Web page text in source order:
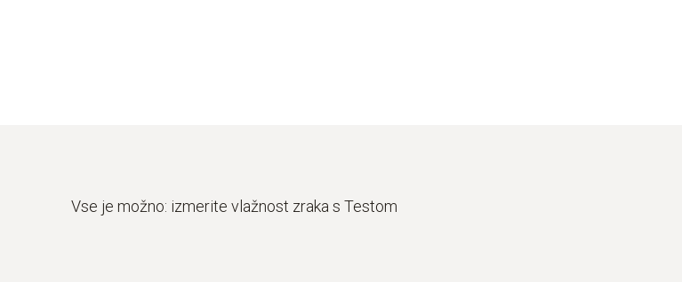
Vse je možno: izmerite vlažnost zraka s Testom